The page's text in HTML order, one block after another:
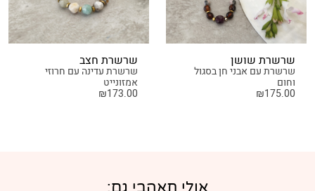
שרשרת שושן
שרשרת עם אבני חן בסגול
וחום
₪175.00
שרשרת חצב
שרשרת עדינה עם חרוזי
אמזונייט
₪173.00